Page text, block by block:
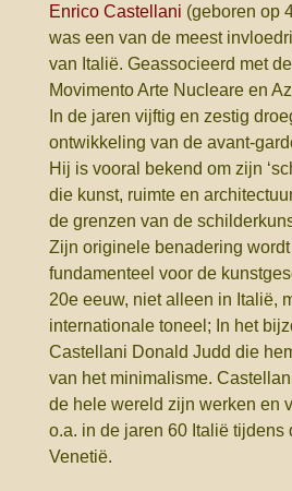
Enrico Castellani (geboren op
was een van de meest
van Italië. Geassocieerd met
Movimento Arte Nucleare en
In de jaren vijftig en zestig
ontwikkeling van de avant-
Hij is vooral bekend om zijn
die kunst, ruimte en
de grenzen van de
Zijn originele benadering
fundamenteel voor de
20e eeuw, niet alleen in Italië,
internationale toneel; In het
Castellani Donald Judd die
van het minimalisme.
de hele wereld zijn werken en
o.a. in de jaren 60 Italië tijdens
Venetië.